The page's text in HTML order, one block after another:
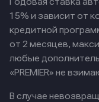
Годовая ставка
15% и зависит от
кредитной
от 2 месяцев,
любые
«PREMIER» не
В случае